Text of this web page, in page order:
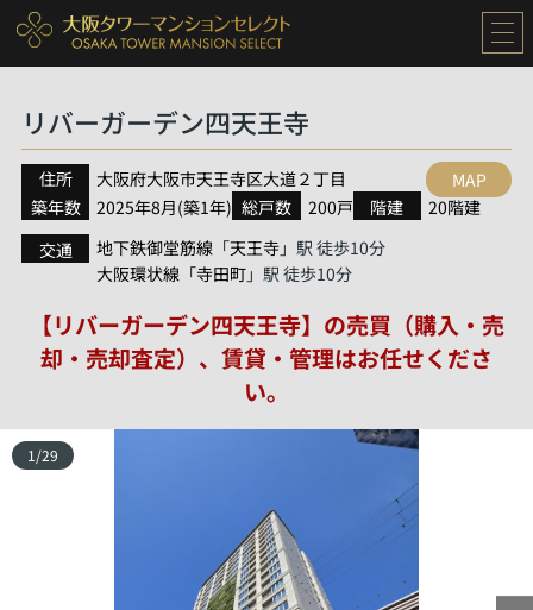
リバーガーデン四天王寺
住所 大阪府大阪市天王寺区大道２丁目
築年数
2025年8月(築1年) 総戸数 200戸 階建 20階建
MAP
交通 地下鉄御堂筋線 「天王寺」駅 徒歩10分
大阪環状線 「寺田町」駅 徒歩10分
【リバーガーデン四天王寺】の売買（購入・売
却・売却査定）、賃貸・管理はお任せくださ
い。
1 /29